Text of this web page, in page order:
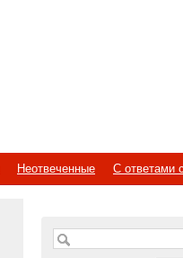
Неотвеченные
С ответами